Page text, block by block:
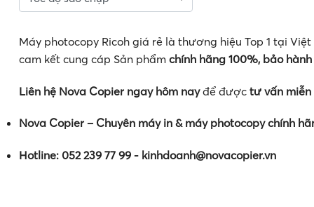
Máy photocopy Ricoh giá rẻ là thương hiệu Top 1 tại
cam kết cung cáp Sản phẩm chính hãng 100%, bảo
Liên hệ Nova Copier ngay hôm nayđể được tư vấn miễn
Nova Copier – Chuyên máy in & máy photocopy chính
Hotline: 052 239 77 99 - kinhdoanh@novacopier.vn